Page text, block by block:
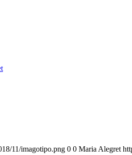
11/imagotipo.png 0 0 Maria Alegret